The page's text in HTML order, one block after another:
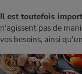
Il est toutefois
n'agissent pas de
vos besoins, ainsi